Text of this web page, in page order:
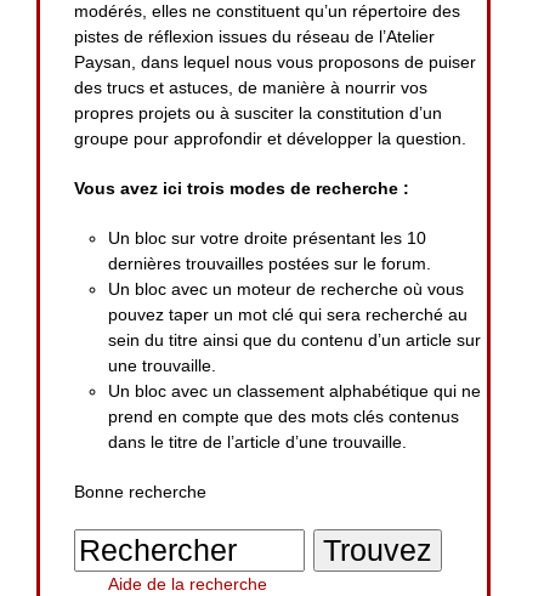
modérés, elles ne constituent qu’un répertoire des
pistes de réflexion issues du réseau de l’Atelier
Paysan, dans lequel nous vous proposons de puiser
des trucs et astuces, de manière à nourrir vos
propres projets ou à susciter la constitution d’un
groupe pour approfondir et développer la question.
Vous avez ici trois modes de recherche :
Un bloc sur votre droite présentant les 10
dernières trouvailles postées sur le forum.
Un bloc avec un moteur de recherche où vous
pouvez taper un mot clé qui sera recherché au
sein du titre ainsi que du contenu d’un article sur
une trouvaille.
Un bloc avec un classement alphabétique qui ne
prend en compte que des mots clés contenus
dans le titre de l’article d’une trouvaille.
Bonne recherche
Aide de la recherche